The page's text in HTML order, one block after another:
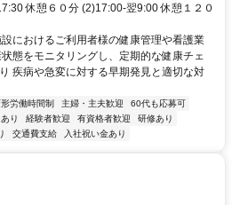
休憩６０分 (2)17:00-翌9:00 休憩１２０
におけるご利用者様の健康管理や看護業
態をモニタリングし、定期的な健康チェ
疾病や急変に対する早期発見と適切な対
労働時間制 主婦・主夫歓迎
60代も応募可
り 経験者歓迎 有資格者歓迎
研修あり
交通費支給 入社祝い金あり